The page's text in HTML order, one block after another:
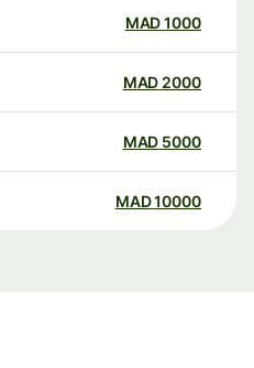
1000
MAD
2000
MAD
5000
MAD
10000
MAD